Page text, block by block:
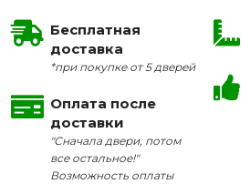
Бесплатная
доставка
*при покупке от 5 дверей
Оплата после
доставки
"Сначала двери, потом
все остальное!"
Возможность оплаты